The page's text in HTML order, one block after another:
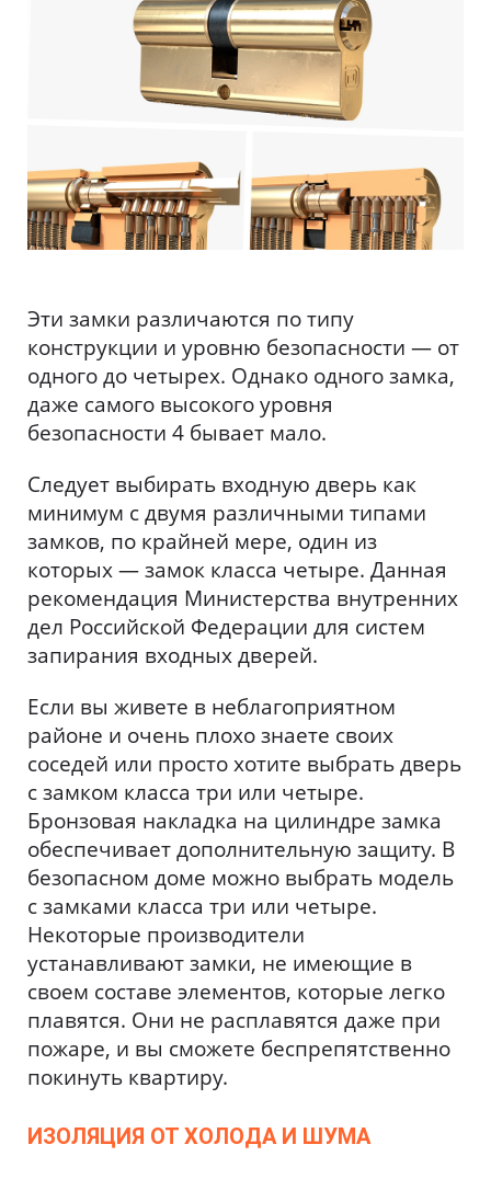
Эти замки различаются по типу
конструкции и уровню безопасности — от
одного до четырех. Однако одного замка,
даже самого высокого уровня
безопасности 4 бывает мало.
Следует выбирать входную дверь как
минимум с двумя различными типами
замков, по крайней мере, один из
которых — замок класса четыре. Данная
рекомендация Министерства внутренних
дел Российской Федерации для систем
запирания входных дверей.
Если вы живете в неблагоприятном
районе и очень плохо знаете своих
соседей или просто хотите выбрать дверь
с замком класса три или четыре.
Бронзовая накладка на цилиндре замка
обеспечивает дополнительную защиту. В
безопасном доме можно выбрать модель
с замками класса три или четыре.
Некоторые производители
устанавливают замки, не имеющие в
своем составе элементов, которые легко
плавятся. Они не расплавятся даже при
пожаре, и вы сможете беспрепятственно
покинуть квартиру.
ИЗОЛЯЦИЯ ОТ ХОЛОДА И ШУМА